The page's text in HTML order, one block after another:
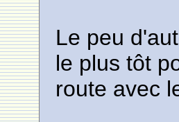
Le peu
le plus tôt
route avec